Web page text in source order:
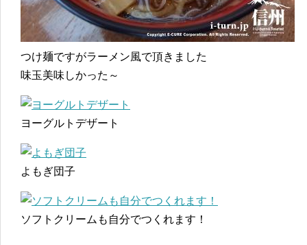
つけ麺ですがラーメン風で頂きました
味玉美味しかった～
ヨーグルトデザート
よもぎ団子
ソフトクリームも自分でつくれます！